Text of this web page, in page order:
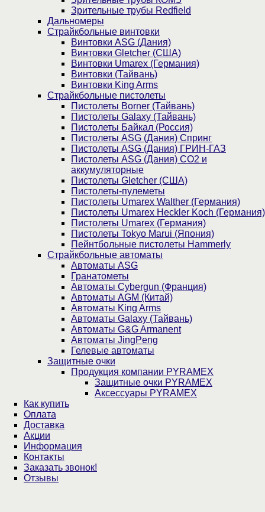
Зрительные трубы Redfield
Дальномеры
Страйкбольные винтовки
Винтовки ASG (Дания)
Винтовки Gletcher (США)
Винтовки Umarex (Германия)
Винтовки (Тайвань)
Винтовки King Arms
Страйкбольные пистолеты
Пистолеты Borner (Тайвань)
Пистолеты Galaxy (Тайвань)
Пистолеты Байкал (Россия)
Пистолеты ASG (Дания) Спринг
Пистолеты ASG (Дания) ГРИН-ГАЗ
Пистолеты ASG (Дания) CO2 и
аккумуляторные
Пистолеты Gletcher (США)
Пистолеты-пулеметы
Пистолеты Umarex Walther (Германия)
Пистолеты Umarex Heckler Koch (Германия)
Пистолеты Umarex (Германия)
Пистолеты Tokyo Marui (Япония)
Пейнтбольные пистолеты Hammerly
Страйкбольные автоматы
Автоматы ASG
Гранатометы
Автоматы Cybergun (Франция)
Автоматы AGM (Китай)
Автоматы King Arms
Автоматы Galaxy (Тайвань)
Автоматы G&G Armanent
Автоматы JingPeng
Гелевые автоматы
Защитные очки
Продукция компании PYRAMEX
Защитные очки PYRAMEX
Аксессуары PYRAMEX
Как купить
Оплата
Доставка
Акции
Информация
Контакты
Заказать звонок!
Отзывы